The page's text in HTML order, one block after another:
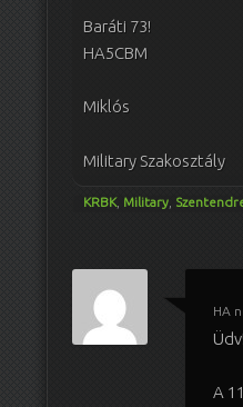
Baráti 73!
HA5CBM
Miklós
Military Szakosztály
KRBK, Military
HA
Üdv!
A